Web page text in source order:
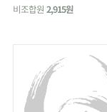
비조합원 2,915원